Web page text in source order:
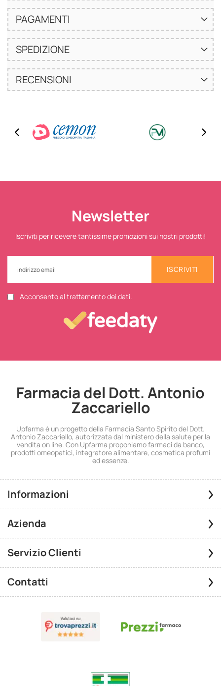
PAGAMENTI
SPEDIZIONE
RECENSIONI
Newsletter
Iscriviti per ricevere tantissime promozioni sui nostri prodotti!
ISCRIVITI
Acconsento al trattamento dei dati.
Farmacia del Dott. Antonio
Zaccariello
Upfarma è un progetto della Farmacia Santo Spirito del Dott.
Antonio Zaccariello, autorizzata dal ministero della salute per la
vendita on line. Con Upfarma proponiamo farmaci da banco,
prodotti omeopatici, integratore alimentare, cosmetica profumi
ed essenze.
Informazioni
Azienda
Servizio Clienti
Contatti